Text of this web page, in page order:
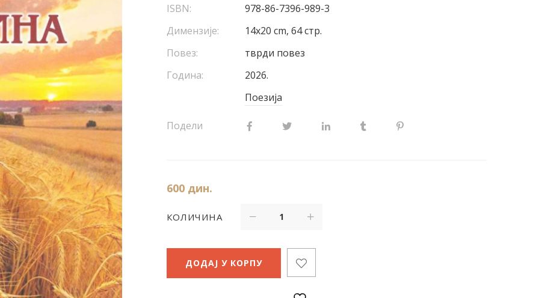
ISBN:
978-86-7396-989-3
Димензије:
14x20 cm, 64 стр.
Повез:
тврди повез
Година:
2026.
Поезија
Подели
600 дин.
КОЛИЧИНА
ДОДАЈ У КОРПУ